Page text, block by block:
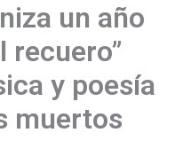
un año
recuero”
y poesía
muertos